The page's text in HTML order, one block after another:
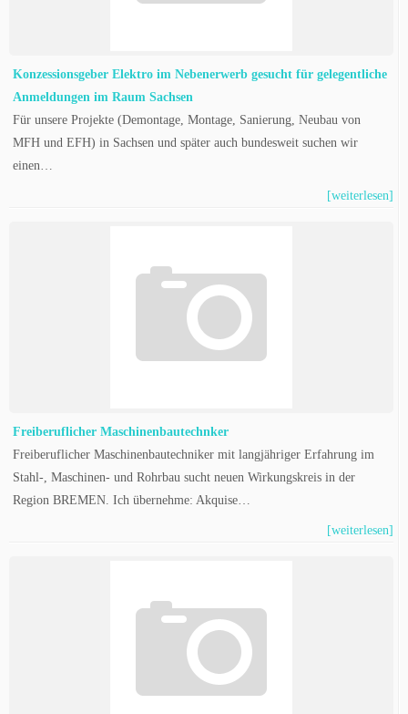
Konzessionsgeber Elektro im Nebenerwerb gesucht für gelegentliche
Anmeldungen im Raum Sachsen
Für unsere Projekte (Demontage, Montage, Sanierung, Neubau von
MFH und EFH) in Sachsen und später auch bundesweit suchen wir
einen…
[weiterlesen]
Freiberuflicher Maschinenbautechnker
Freiberuflicher Maschinenbautechniker mit langjähriger Erfahrung im
Stahl-, Maschinen- und Rohrbau sucht neuen Wirkungskreis in der
Region BREMEN. Ich übernehme: Akquise…
[weiterlesen]